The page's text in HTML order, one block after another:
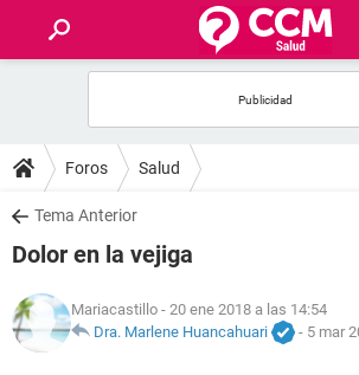
FOROS
SALUD
NUTRICIÓN
Foros Salud
Tema Anterior
Dolor en la vejiga
Mariacastillo - 20 ene 2018 a las 14:54
Dra. Marlene Huancahuari
- 5 mar